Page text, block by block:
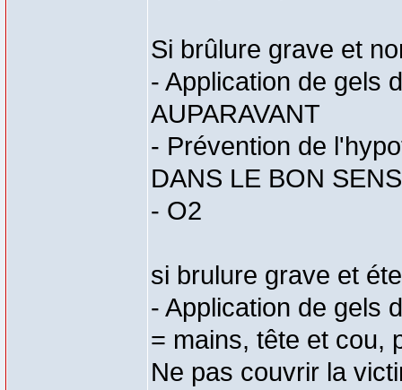
Si brûlure grave et
- Application de gels
AUPARAVANT
- Prévention de
DANS LE BON
- O2
si brulure grave et
- Application de gels
= mains, tête et cou,
Ne pas couvrir la